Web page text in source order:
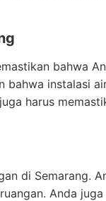
bahwa
instalasi
harus
di Semarang.
Anda